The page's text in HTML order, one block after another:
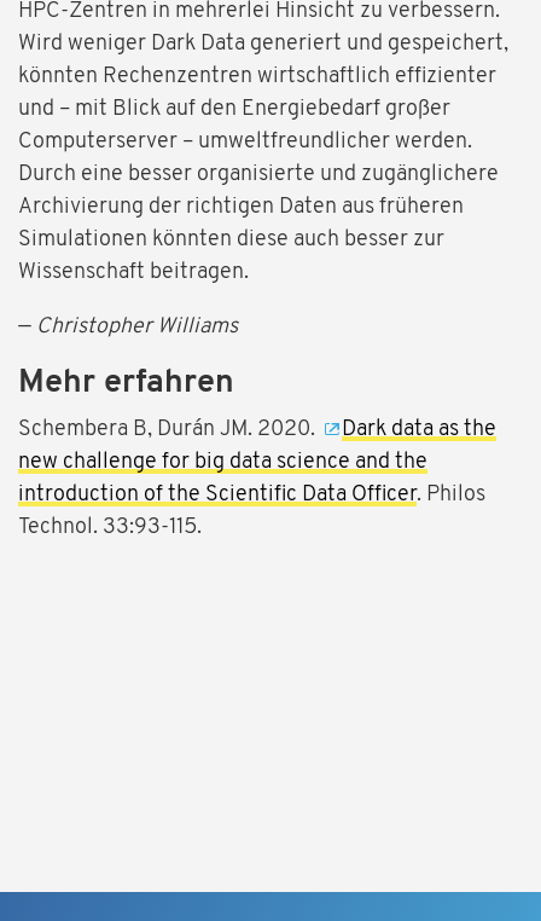
HPC-Zentren in mehrerlei Hinsicht zu verbessern.
Wird weniger Dark Data generiert und gespeichert,
könnten Rechenzentren wirtschaftlich effizienter
und – mit Blick auf den Energiebedarf großer
Computerserver – umweltfreundlicher werden.
Durch eine besser organisierte und zugänglichere
Archivierung der richtigen Daten aus früheren
Simulationen könnten diese auch besser zur
Wissenschaft beitragen.
— Christopher Williams
Mehr erfahren
Schembera B, Durán JM. 2020.
Dark data as the
new challenge for big data science and the
introduction of the Scientific Data Officer. Philos
Technol. 33:93-115.